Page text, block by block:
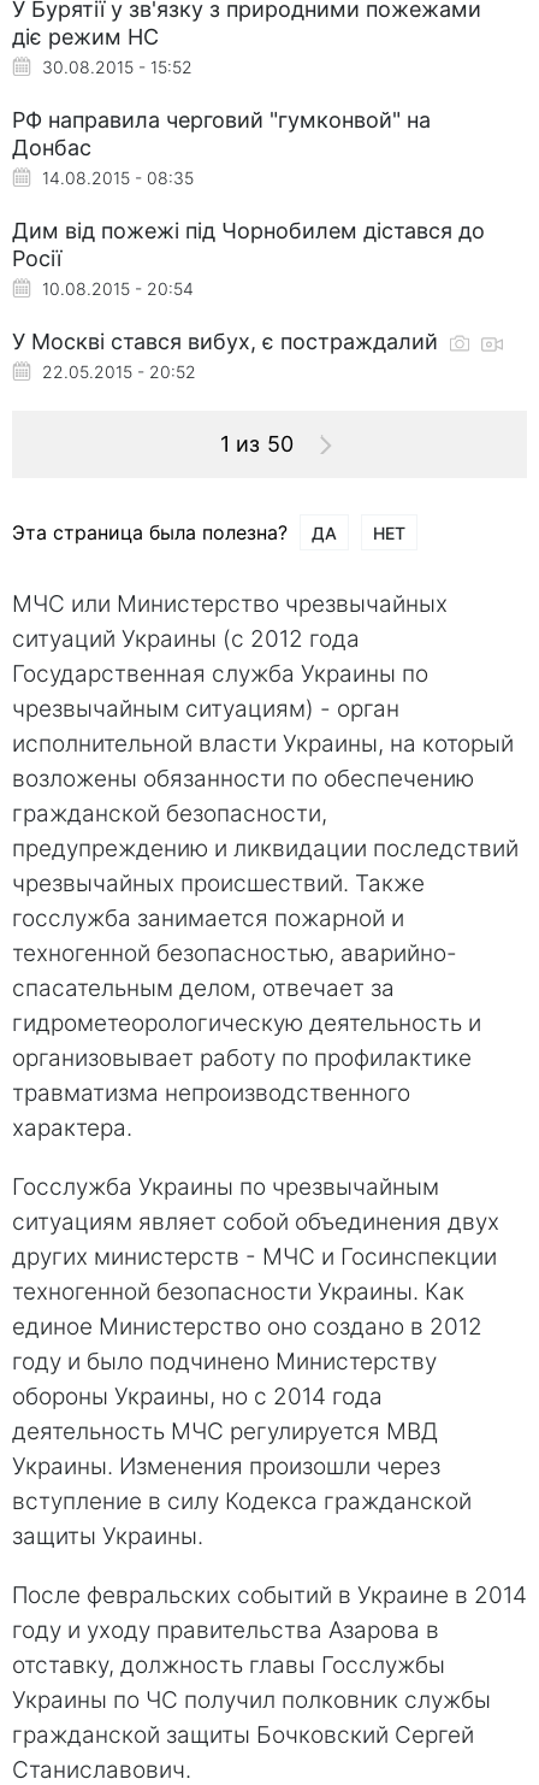
У Бурятії у зв'язку з природними пожежами
діє режим НС
30.08.2015 - 15:52
РФ направила черговий "гумконвой" на
Донбас
14.08.2015 - 08:35
Дим від пожежі під Чорнобилем дістався до
Росії
10.08.2015 - 20:54
У Москві стався вибух, є постраждалий
22.05.2015 - 20:52
1 из 50
Эта страница была полезна? ДА НЕТ
МЧС или Министерство чрезвычайных
ситуаций Украины (с 2012 года
Государственная служба Украины по
чрезвычайным ситуациям) - орган
исполнительной власти Украины, на который
возложены обязанности по обеспечению
гражданской безопасности,
предупреждению и ликвидации последствий
чрезвычайных происшествий. Также
госслужба занимается пожарной и
техногенной безопасностью, аварийно-
спасательным делом, отвечает за
гидрометеорологическую деятельность и
организовывает работу по профилактике
травматизма непроизводственного
характера.
Госслужба Украины по чрезвычайным
ситуациям являет собой объединения двух
других министерств - МЧС и Госинспекции
техногенной безопасности Украины. Как
единое Министерство оно создано в 2012
году и было подчинено Министерству
обороны Украины, но с 2014 года
деятельность МЧС регулируется МВД
Украины. Изменения произошли через
вступление в силу Кодекса гражданской
защиты Украины.
После февральских событий в Украине в 2014
году и уходу правительства Азарова в
отставку, должность главы Госслужбы
Украины по ЧС получил полковник службы
гражданской защиты Бочковский Сергей
Станиславович.